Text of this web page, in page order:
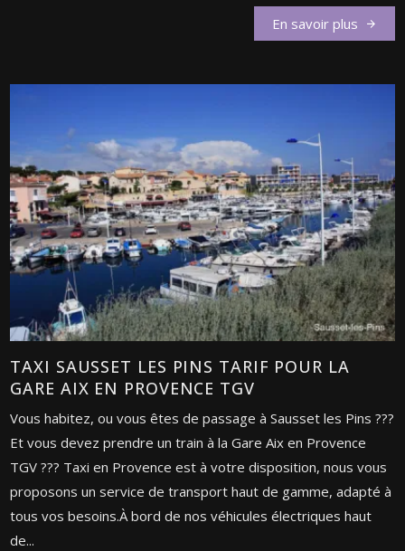
En savoir plus
TAXI SAUSSET LES PINS TARIF POUR LA
GARE AIX EN PROVENCE TGV
Vous habitez, ou vous êtes de passage à Sausset les Pins ???
Et vous devez prendre un train à la Gare Aix en Provence
TGV ??? Taxi en Provence est à votre disposition, nous vous
proposons un service de transport haut de gamme, adapté à
tous vos besoins.À bord de nos véhicules électriques haut
de...